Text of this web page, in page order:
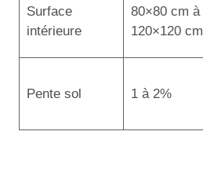
Surface
intérieure
80×80 cm à
120×120 cm
Pente sol 1 à 2%